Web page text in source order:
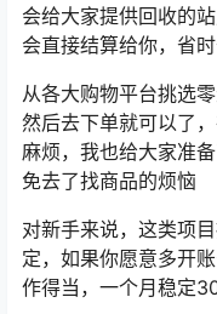
会给大家提供回收的
会直接结算给你，省
从各大购物平台挑选
然后去下单就可以了
麻烦，我也给大家准
免去了找商品的烦恼
对新手来说，这类项
定，如果你愿意多开
作得当，一个月稳定